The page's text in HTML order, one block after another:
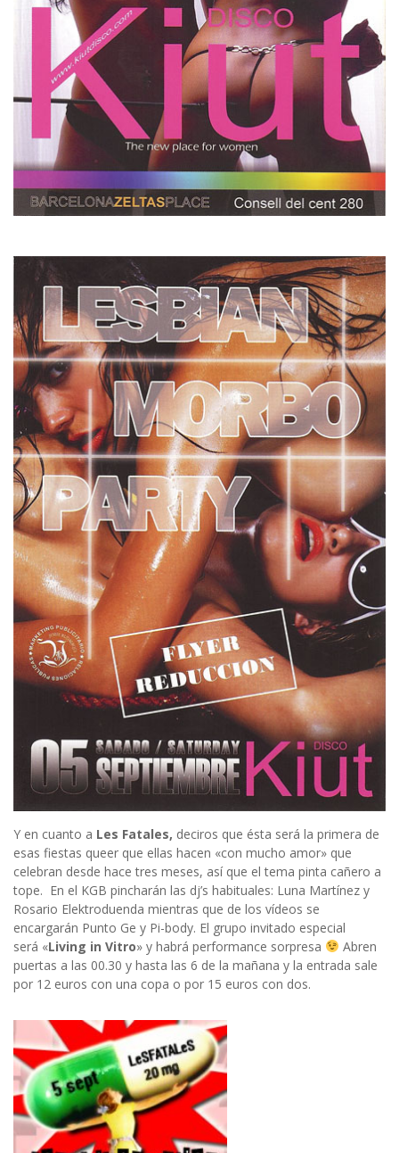
Y en cuanto a Les Fatales, deciros que ésta será la primera de
esas fiestas queer que ellas hacen «con mucho amor» que
celebran desde hace tres meses, así que el tema pinta cañero a
tope. En el KGB pincharán las dj’s habituales: Luna Martínez y
Rosario Elektroduenda mientras que de los vídeos se
encargarán Punto Ge y Pi-body. El grupo invitado especial
será «Living in Vitro» y habrá performance sorpresa
Abren
puertas a las 00.30 y hasta las 6 de la mañana y la entrada sale
por 12 euros con una copa o por 15 euros con dos.